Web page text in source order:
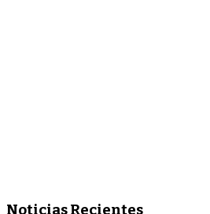
Noticias Recientes